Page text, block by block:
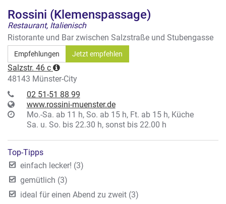
Rossini (Klemenspassage)
Restaurant, Italienisch
Ristorante und Bar zwischen Salzstraße und Stubengasse
Empfehlungen Jetzt empfehlen
Salzstr. 46 c
48143 Münster-City
02 51-51 88 99
www.rossini-muenster.de
Mo.-Sa. ab 11 h, So. ab 15 h, Ft. ab 15 h, Küche
Sa. u. So. bis 22.30 h, sonst bis 22.00 h
Top-Tipps
einfach lecker! (3)
gemütlich (3)
ideal für einen Abend zu zweit (3)